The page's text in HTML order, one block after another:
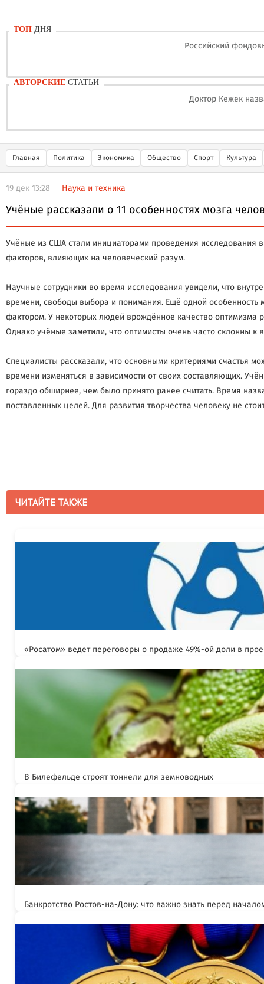
ТОП ДНЯ
Российский
АВТОРСКИЕ СТАТЬИ
Доктор Кежек
Главная Политика Экономика Общество Спорт Культура
ЧИТАЙТЕ ТАКЖЕ
«Росатом» ведет переговоры о продаже 49%-ой доли в
В Билефельде строят тоннели для земноводных
Банкротство Ростов-на-Дону: что важно знать перед
19 дек 13:28 Наука и техника
Учёные рассказали о 11 особенностях мозга
Учёные из США стали инициаторами проведения исследования
факторов, влияющих на человеческий разум.
Научные сотрудники во время исследования увидели, что
времени, свободы выбора и понимания. Ещё одной
фактором. У некоторых людей врождённое качество
Однако учёные заметили, что оптимисты очень часто склонны к
Специалисты рассказали, что основными критериями счастья
времени изменяться в зависимости от своих составляющих.
гораздо обширнее, чем было принято ранее считать. Время
поставленных целей. Для развития творчества человеку не